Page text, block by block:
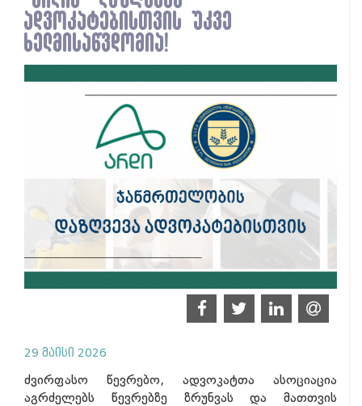
ადვოკატებისთვის უკვე
ხელმისაწვდომია!
29 მაისი 2026
ძვირფასო წევრებო, ადვოკატთა ასოციაცია
აგრძელებს წევრებზე ზრუნვას და მათთვის